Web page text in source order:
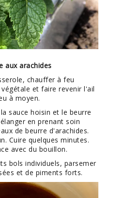
aux arachides
chauffer à feu
et faire revenir l'ail
à moyen.
sauce hoisin et le beurre
en prenant soin
de beurre d'arachides.
Cuire quelques minutes.
avec du bouillon.
bols individuels, parsemer
et de piments forts.